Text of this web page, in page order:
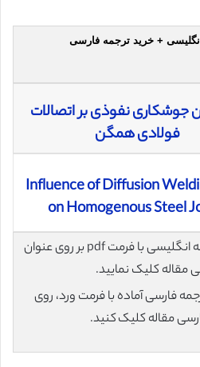
انگلیسی + خرید ترجمه فارسی
جوشکاری نفوذی بر اتصالات
فولادی همگن
Influence of Diffusion
on Homogenous Steel
برای دانلود رایگان مقاله انگلیسی با فرمت pdf بر روی عنوان
مقاله کلیک نمایید.
فارسی آماده با فرمت ورد، روی
مقاله کلیک کنید.